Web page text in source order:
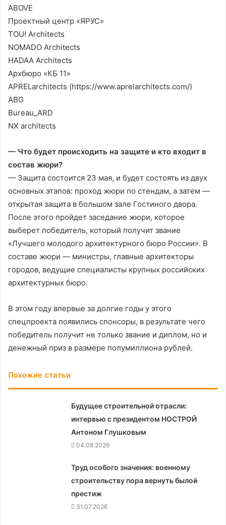
ABOVE
Проектный центр «ЯРУС»
TOU! Architects
NOMADO Architects
HADAA Architects
Архбюро «КБ 11»
APRELarchitects (https://www.aprelarchitects.com/)
ABG
Bureau_ARD
NX architects
— Что будет происходить на защите и кто входит в
состав жюри?
— Защита состоится 23 мая, и будет состоять из двух
основных этапов: проход жюри по стендам, а затем —
открытая защита в большом зале Гостиного двора.
После этого пройдет заседание жюри, которое
выберет победитель, который получит звание
«Лучшего молодого архитектурного бюро России». В
составе жюри — министры, главные архитекторы
городов, ведущие специалисты крупных российских
архитектурных бюро.
В этом году впервые за долгие годы у этого
спецпроекта появились спонсоры, в результате чего
победитель получит не только звание и диплом, но и
денежный приз в размере полумиллиона рублей.
Похожие статьи
Будущее строительной отрасли:
интервью с президентом НОСТРОЙ
Антоном Глушковым
04.08.2026
Труд особого значения: военному
строительству пора вернуть былой
престиж
31.07.2026